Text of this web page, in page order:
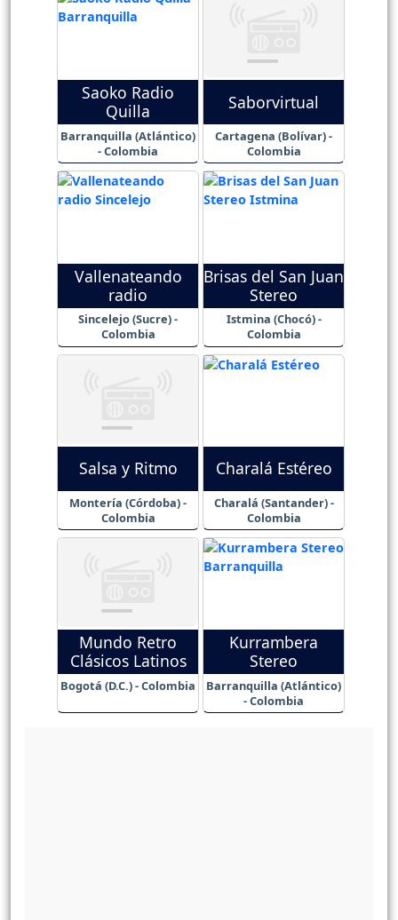
Saoko Radio
Quilla
Barranquilla (Atlántico)
- Colombia
Saborvirtual
Cartagena (Bolívar) -
Colombia
Vallenateando
radio
Sincelejo (Sucre) -
Colombia
Brisas del San Juan
Stereo
Istmina (Chocó) -
Colombia
Salsa y Ritmo
Montería (Córdoba) -
Colombia
Charalá Estéreo
Charalá (Santander) -
Colombia
Mundo Retro
Clásicos Latinos
Bogotá (D.C.) - Colombia
Kurrambera
Stereo
Barranquilla (Atlántico)
- Colombia